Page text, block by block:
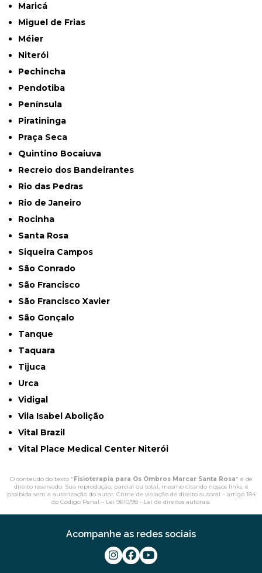
Maricá
Miguel de Frias
Méier
Niterói
Pechincha
Pendotiba
Península
Piratininga
Praça Seca
Quintino Bocaiuva
Recreio dos Bandeirantes
Rio das Pedras
Rio de Janeiro
Rocinha
Santa Rosa
Siqueira Campos
São Conrado
São Francisco
São Francisco Xavier
São Gonçalo
Tanque
Taquara
Tijuca
Urca
Vidigal
Vila Isabel Abolição
Vital Brazil
Vital Place Medical Center Niterói
O conteúdo do texto " Fisioterapia para Os Ombros Marcar Santa Rosa" é de
direito reservado. Sua reprodução, parcial ou total, mesmo citando nossos links, é
proibida sem a autorização do autor. Crime de violação de direito autoral – artigo 184
do Código Penal – Lei 9610/98 - Lei de direitos autorais.
Acompanhe as redes sociais